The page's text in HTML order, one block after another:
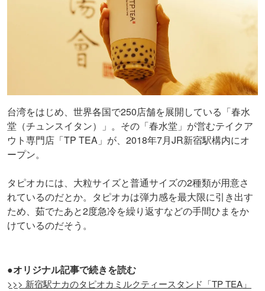
台湾をはじめ、世界各国で250店舗を展開している「春水
堂（チュンスイタン）」。その「春水堂」が営むテイクア
ウト専門店「TP TEA」が、2018年7月JR新宿駅構内にオ
ープン。
タピオカには、大粒サイズと普通サイズの2種類が用意さ
れているのだとか。タピオカは弾力感を最大限に引き出す
ため、茹でたあと2度急冷を繰り返すなどの手間ひまをか
けているのだそう。
●オリジナル記事で続きを読む
>>> 新宿駅ナカのタピオカミルクティースタンド「TP TEA」